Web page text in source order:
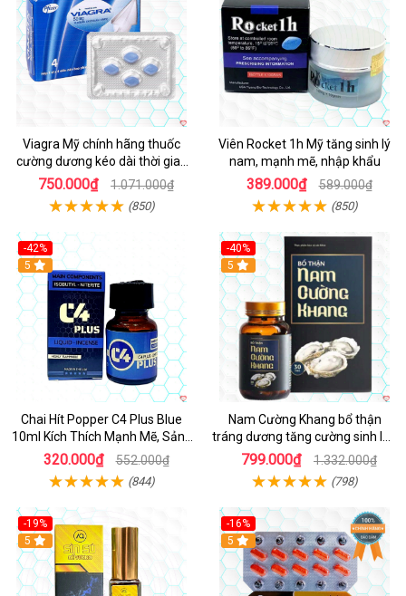
Viagra Mỹ chính hãng thuốc
cường dương kéo dài thời gian
cho Nam nhập khẩu chính ngạch
750.000₫ 1.071.000₫
(850)
Viên Rocket 1h Mỹ tăng sinh lý
nam, mạnh mẽ, nhập khẩu
389.000₫ 589.000₫
(850)
-42%
5
Chai Hít Popper C4 Plus Blue
10ml Kích Thích Mạnh Mẽ, Sảng
Khoái
320.000₫ 552.000₫
(844)
-40%
5
Nam Cường Khang bổ thận
tráng dương tăng cường sinh lực
nam
799.000₫ 1.332.000₫
(798)
-19%
5
-16%
5